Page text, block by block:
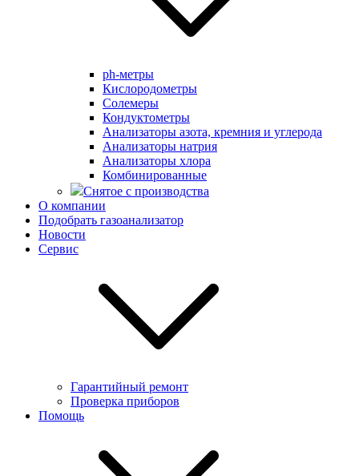
ph-метры
Кислородометры
Солемеры
Кондуктометры
Анализаторы азота, кремния и углерода
Анализаторы натрия
Анализаторы хлора
Комбинированные
Снятое с производства
О компании
Подобрать газоанализатор
Новости
Сервис
Гарантийный ремонт
Проверка приборов
Помощь